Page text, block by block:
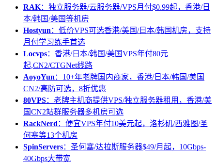
RAK：独立服务器/云服务器/VPS月付$0.99起，香港/日
本/韩国/美国等机房
Hostyun ：低价VPS可选香港/美国/日本/韩国机房，支持
月付学习练手首选
Locvps：香港/日本/韩国/美国VPS年付80元
起,CN2/CTGNet线路
AoyoYun ：10+年老牌国内商家，香港/日本/韩国/美国
CN2/高防可选，8折优惠
80VPS：老牌主机商提供VPS/独立服务器租用，香港/美
国CN2站群服务器多机房可选
RackNerd ：便宜VPS年付10美元起，洛杉矶/西雅图/圣
何塞等13个机房
SpinServers：圣何塞/达拉斯服务器$49/月起，10Gbps-
40Gbps大带宽